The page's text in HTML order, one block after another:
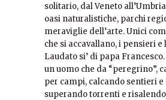
solitario, dal Veneto
oasi naturalistiche, parchi
meraviglie dell’arte. Unici
che si accavallano, i pensieri e
Laudato si’ di papa
un uomo che da “peregrino”,
per campi, calcando sentieri e
superando torrenti e